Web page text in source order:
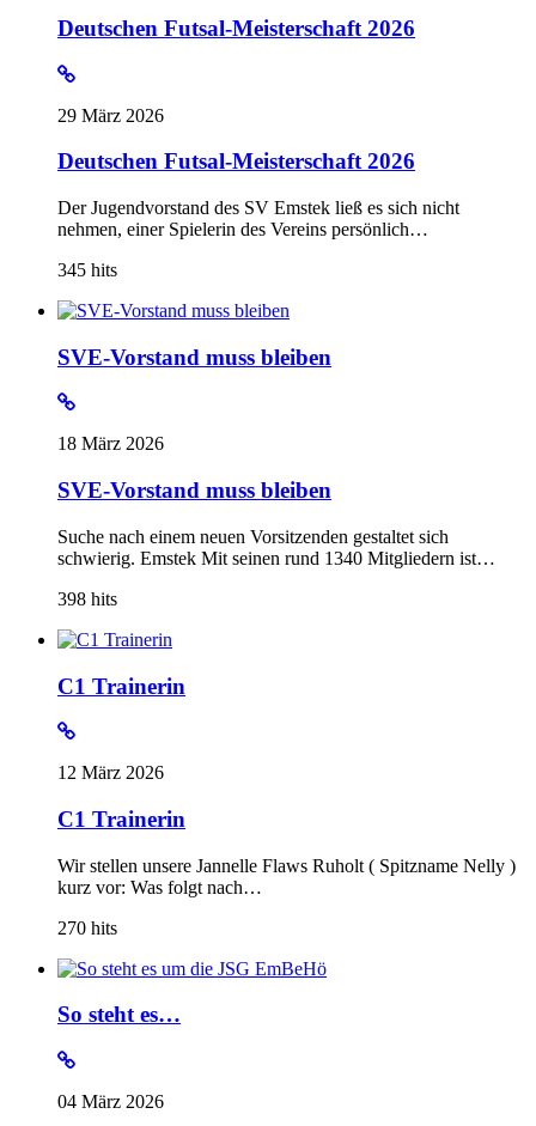
Deutschen Futsal-Meisterschaft 2026
29 März 2026
Deutschen Futsal-Meisterschaft 2026
Der Jugendvorstand des SV Emstek ließ es sich nicht
nehmen, einer Spielerin des Vereins persönlich…
345 hits
SVE-Vorstand muss bleiben
18 März 2026
SVE-Vorstand muss bleiben
Suche nach einem neuen Vorsitzenden gestaltet sich
schwierig. Emstek Mit seinen rund 1340 Mitgliedern ist…
398 hits
C1 Trainerin
12 März 2026
C1 Trainerin
Wir stellen unsere Jannelle Flaws Ruholt ( Spitzname Nelly )
kurz vor: Was folgt nach…
270 hits
So steht es…
04 März 2026